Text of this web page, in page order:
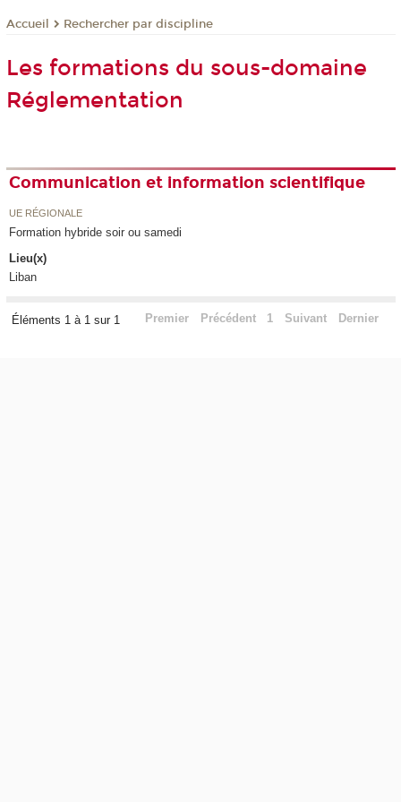
Accueil Rechercher par discipline
Les formations du sous-domaine
Réglementation
Communication et information scientifique
UE RÉGIONALE
Formation hybride soir ou samedi
Lieu(x)
Liban
Éléments 1 à 1 sur 1 Premier Précédent 1 Suivant Dernier